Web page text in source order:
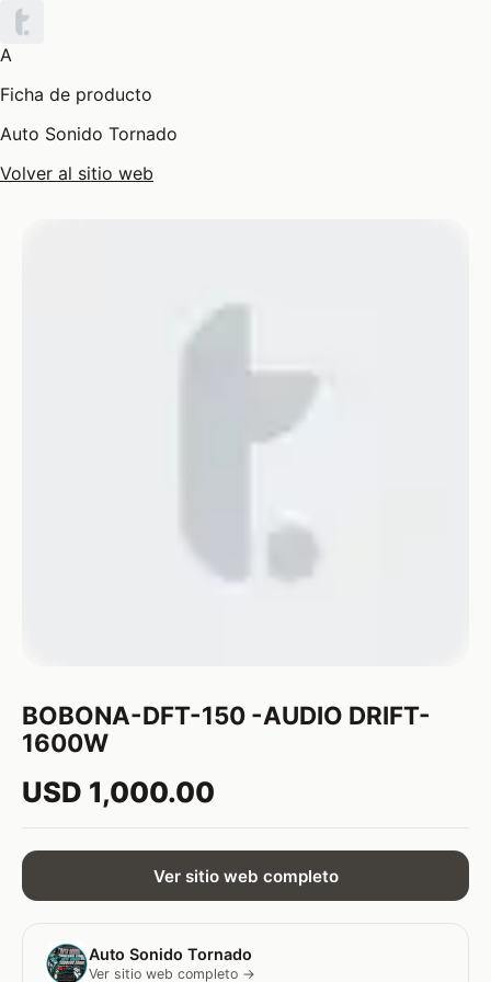
A
Ficha de producto
Auto Sonido Tornado
Volver al sitio web
BOBONA-DFT-150 -AUDIO DRIFT-
1600W
USD 1,000.00
Ver sitio web completo
Auto Sonido Tornado
Ver sitio web completo →